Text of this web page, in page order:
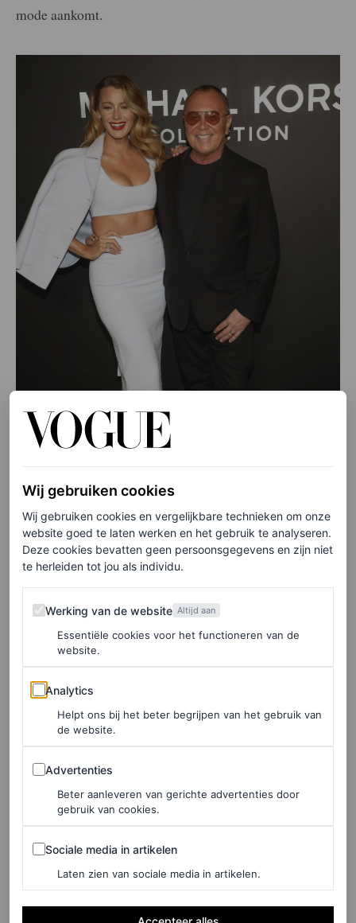
mode aankomt.
©SHUTTERSTOCK
NYC-vrienden Blake Lively en Michael Kors bij de Michael Kors
herfst/winter 2022-show.
Meer Blair dan Serena
Op de avond van zijn show vol glinsterende avondkleding
had Kors zich geen betere merkambassadeur kunnen
wensen. Voor de gelegenheid bracht Blake haar zus
Robyn mee. Het paar stal de show met dezelfde krachtige
pose van één hand op de heup die een tweede natuur lijkt
te zijn voor de Lively-vrouwen.
Wij gebruiken cookies
Wij gebruiken cookies en vergelijkbare technieken om onze
website goed te laten werken en het gebruik te analyseren.
Deze cookies bevatten geen persoonsgegevens en zijn niet
te herleiden tot jou als individu.
Werking van de website
Werking van de website Altijd aan
Essentiële cookies voor het functioneren van de
website.
Analytics
Analytics
Helpt ons bij het beter begrijpen van het gebruik van
de website.
Advertenties
Advertenties
Beter aanleveren van gerichte advertenties door
gebruik van cookies.
Sociale media in artikelen
Sociale media in artikelen
Laten zien van sociale media in artikelen.